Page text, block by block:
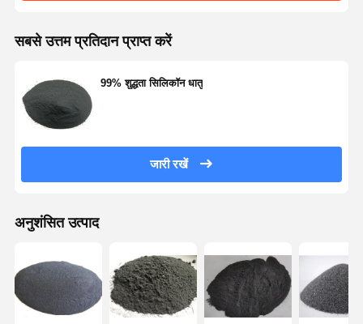
खोखला सिलिका माइक्रोस्फीयर
नैनो सिलिका पाउडर
गोलाकार एल्युमिना पाउडर
सबसे उत्तम प्रतिदान प्राप्त करें
99% शुद्धता सिलिकॉन धातु
जारी रखें
अनुशंसित उत्पाद